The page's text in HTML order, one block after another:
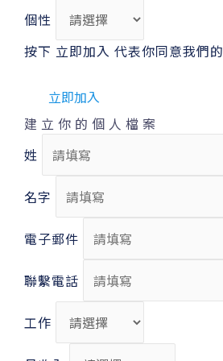
個性
按下 立即加入 代表你同意我們的
建立你的個人檔案
姓
名字
電子郵件
聯繫電話
工作